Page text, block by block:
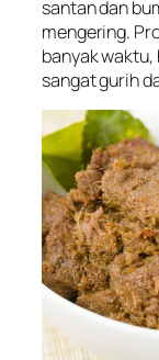
santan dan
mengering.
banyak waktu,
sangat gurih